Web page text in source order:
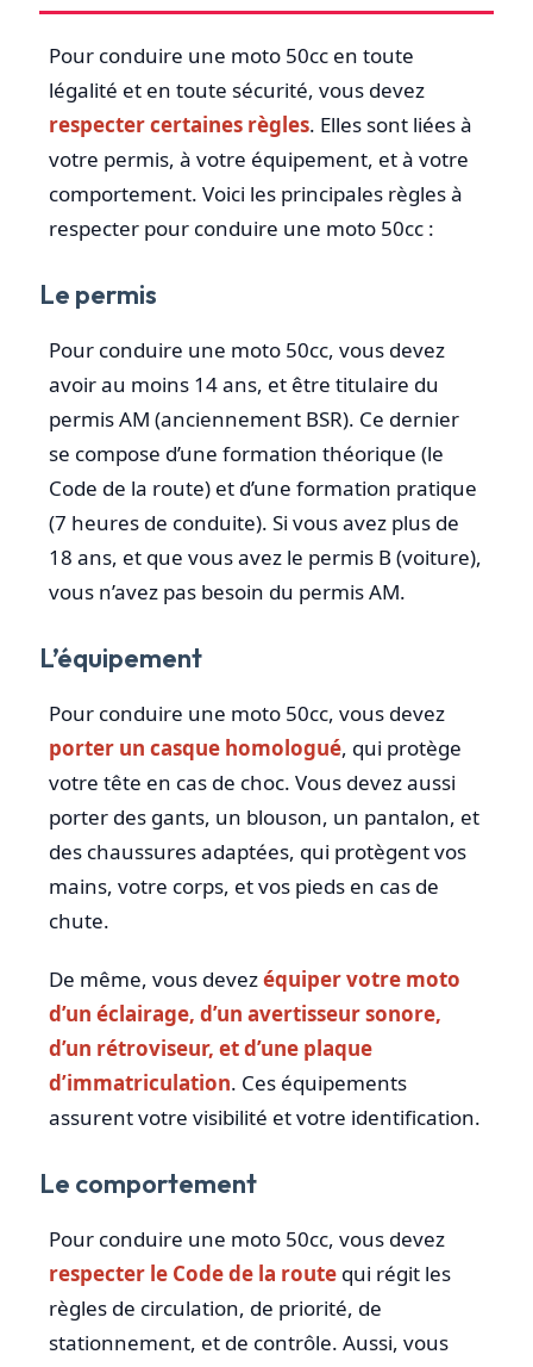
Pour conduire une moto 50cc en toute
légalité et en toute sécurité, vous devez
respecter certaines règles. Elles sont liées à
votre permis, à votre équipement, et à votre
comportement. Voici les principales règles à
respecter pour conduire une moto 50cc :
Le permis
Pour conduire une moto 50cc, vous devez
avoir au moins 14 ans, et être titulaire du
permis AM (anciennement BSR). Ce dernier
se compose d’une formation théorique (le
Code de la route) et d’une formation pratique
(7 heures de conduite). Si vous avez plus de
18 ans, et que vous avez le permis B (voiture),
vous n’avez pas besoin du permis AM.
L’équipement
Pour conduire une moto 50cc, vous devez
porter un casque homologué, qui protège
votre tête en cas de choc. Vous devez aussi
porter des gants, un blouson, un pantalon, et
des chaussures adaptées, qui protègent vos
mains, votre corps, et vos pieds en cas de
chute.
De même, vous devezéquiper votre moto
d’un éclairage, d’un avertisseur sonore,
d’un rétroviseur, et d’une plaque
d’immatriculation. Ces équipements
assurent votre visibilité et votre identification.
Le comportement
Pour conduire une moto 50cc, vous devez
respecter le Code de la route qui régit les
règles de circulation, de priorité, de
stationnement, et de contrôle. Aussi, vous